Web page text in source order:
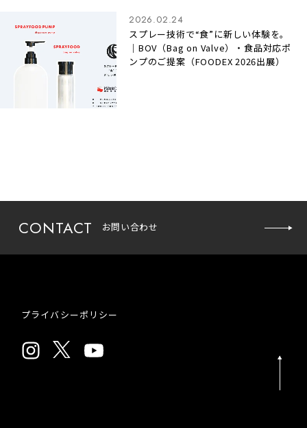
2026.02.24
スプレー技術で“食”に新しい体験を。
｜BOV（Bag on Valve）・食品対応ポ
ンプのご提案（FOODEX 2026出展）
CONTACT お問い合わせ
プライバシーポリシー